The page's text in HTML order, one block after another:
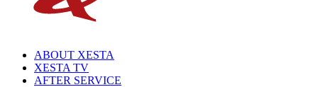
ABOUT XESTA
XESTA TV
AFTER SERVICE